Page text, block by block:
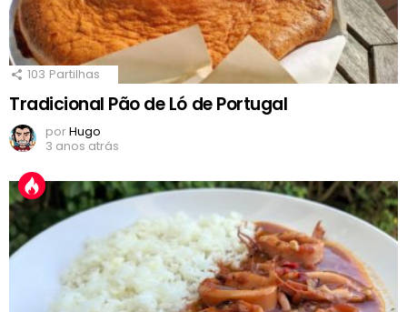
103 Partilhas
Tradicional Pão de Ló de Portugal
porHugo
3 anos atrás